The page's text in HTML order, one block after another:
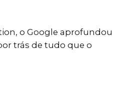
o Google aprofundou
trás de tudo que o